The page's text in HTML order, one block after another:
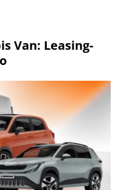
Van: Leasing-